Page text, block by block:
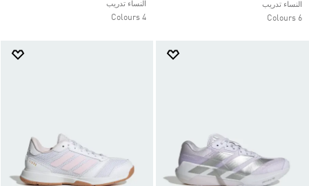
النساء تدريب
6 Colours
النساء تدريب
4 Colours